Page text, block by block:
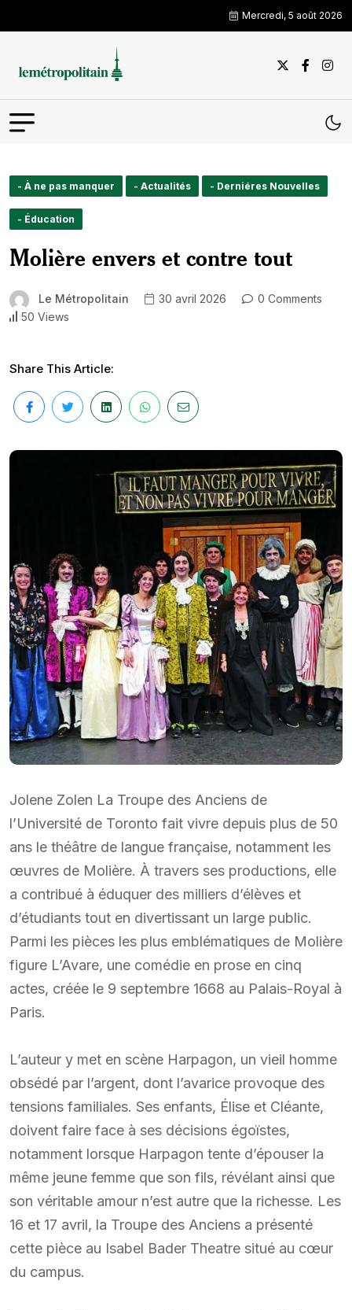
Mercredi, 5 août 2026
- À ne pas manquer - Actualités - Derniéres Nouvelles
- Éducation
Molière envers et contre tout
Le Métropolitain 30 avril 2026
0 Comments
50 Views
Share This Article:
Jolene Zolen La Troupe des Anciens de
l’Université de Toronto fait vivre depuis plus de 50
ans le théâtre de langue française, notamment les
œuvres de Molière. À travers ses productions, elle
a contribué à éduquer des milliers d’élèves et
d’étudiants tout en divertissant un large public.
Parmi les pièces les plus emblématiques de Molière
figure L’Avare, une comédie en prose en cinq
actes, créée le 9 septembre 1668 au Palais-Royal à
Paris.
L’auteur y met en scène Harpagon, un vieil homme
obsédé par l’argent, dont l’avarice provoque des
tensions familiales. Ses enfants, Élise et Cléante,
doivent faire face à ses décisions égoïstes,
notamment lorsque Harpagon tente d’épouser la
même jeune femme que son fils, révélant ainsi que
son véritable amour n’est autre que la richesse. Les
16 et 17 avril, la Troupe des Anciens a présenté
cette pièce au Isabel Bader Theatre situé au cœur
du campus.